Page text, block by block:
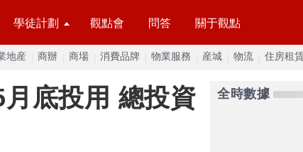
學徒計劃 觀點會 問答 關于觀點
地産 商辦 商場 消費品牌 物業服務 産城 物流 住房租賃
底投用 總投資
全時數據